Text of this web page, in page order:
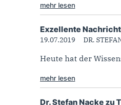
mehr lesen
Exzellente
19.07.2019 DR.
Heute hat der
mehr lesen
Dr. Stefan Nacke zu